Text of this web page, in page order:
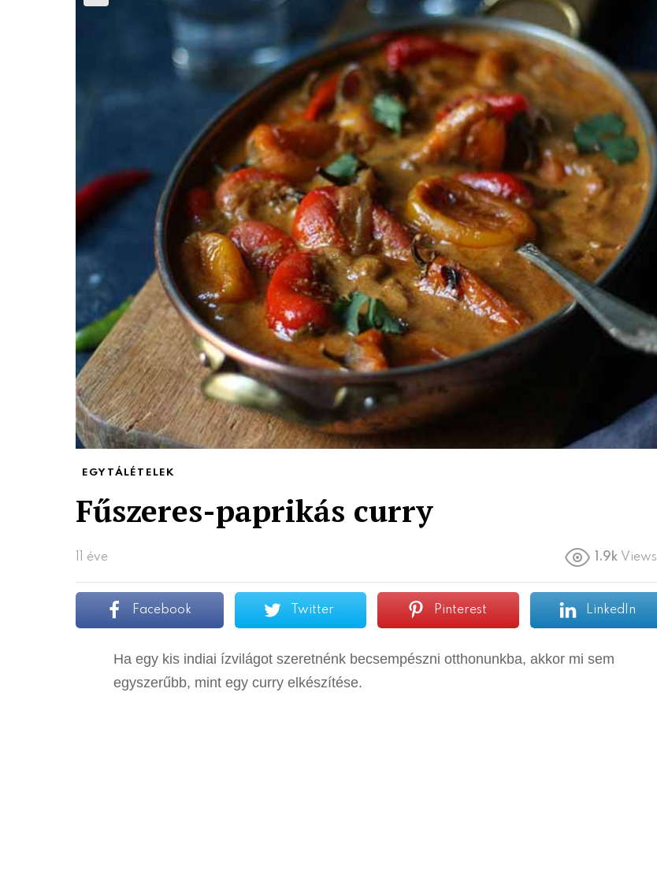
EGYTÁLÉTELEK
Fűszeres-paprikás curry
11 éve 1.9k Views
Facebook Twitter Pinterest LinkedIn
Ha egy kis indiai ízvilágot szeretnénk becsempészni otthonunkba, akkor mi sem
egyszerűbb, mint egy curry elkészítése.